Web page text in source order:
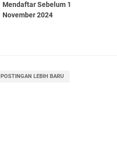
Mendaftar Sebelum 1
November 2024
POSTINGAN LEBIH BARU